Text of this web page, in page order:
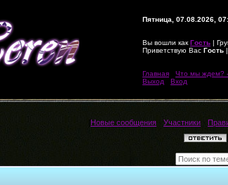
Пятница, 07.08.2026,
Вы вошли как Гость |
Приветствую Вас Гость |
Главная Что мы ждем?
Выход
Вход
Новые сообщения Участники